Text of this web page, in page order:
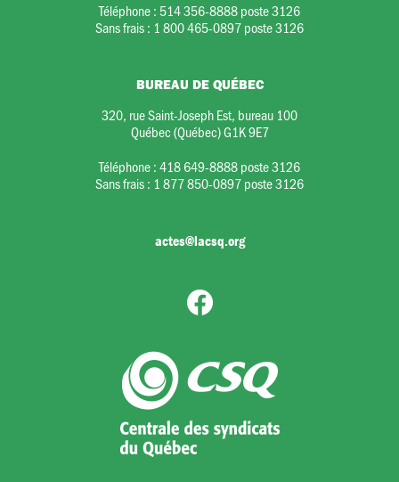
Téléphone : 514 356-8888 poste 3126
Sans frais : 1 800 465-0897 poste 3126
BUREAU DE QUÉBEC
320, rue Saint-Joseph Est, bureau 100
Québec (Québec) G1K 9E7
Téléphone :418 649-8888 poste 3126
Sans frais : 1 877 850-0897 poste 3126
actes@lacsq.org